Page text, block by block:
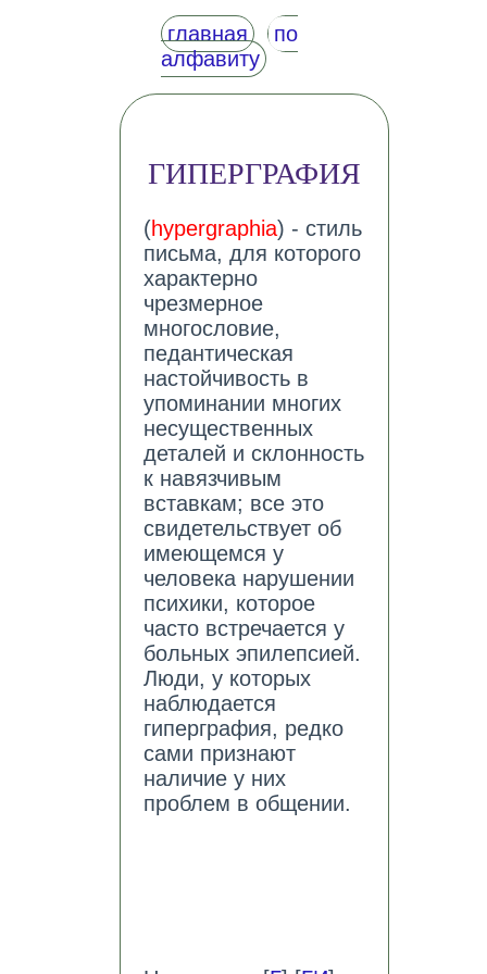
главная
по
алфавиту
ГИПЕРГРАФИЯ
(hypergraphia) - стиль
письма, для которого
характерно
чрезмерное
многословие,
педантическая
настойчивость в
упоминании многих
несущественных
деталей и склонность
к навязчивым
вставкам; все это
свидетельствует об
имеющемся у
человека нарушении
психики, которое
часто встречается у
больных эпилепсией.
Люди, у которых
наблюдается
гиперграфия, редко
сами признают
наличие у них
проблем в общении.